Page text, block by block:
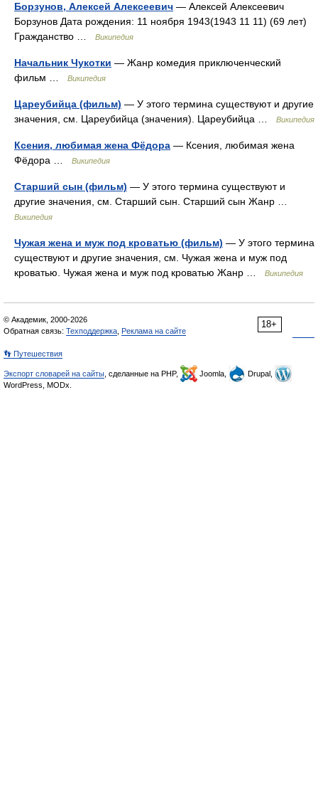
Борзунов, Алексей Алексеевич — Алексей Алексеевич
Борзунов Дата рождения: 11 ноября 1943(1943 11 11) (69 лет)
Гражданство …
Википедия
Начальник Чукотки — Жанр комедия приключенческий
фильм …
Википедия
Цареубийца (фильм) — У этого термина существуют и другие
значения, см. Цареубийца (значения). Цареубийца …
Википедия
Ксения, любимая жена Фёдора — Ксения, любимая жена
Фёдора …
Википедия
Старший сын (фильм) — У этого термина существуют и
другие значения, см. Старший сын. Старший сын Жанр …
Википедия
Чужая жена и муж под кроватью (фильм) — У этого термина
существуют и другие значения, см. Чужая жена и муж под
кроватью. Чужая жена и муж под кроватью Жанр …
Википедия
18+
© Академик, 2000-2026
Обратная связь: Техподдержка Реклама на сайте
👣 Путешествия
Экспорт словарей на сайты , сделанные на PHP, Joomla,
Drupal,
WordPress, MODx.